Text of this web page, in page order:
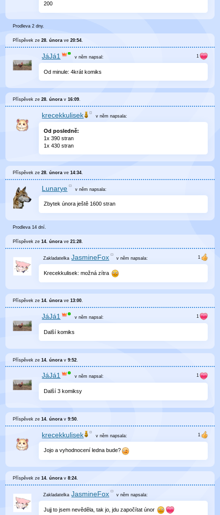
200
Prodleva 2 dny.
Příspěvek ze28. února ve20:54.
JáJá1 v něm napsal:
Od minule: 4krát komiks
Příspěvek ze28. února v16:09.
krecekkulisek v němnapsala:
Od posledně:
1x 390 stran
1x 430 stran
Příspěvek ze28. února ve14:34
Lunarye v němnapsala:
Zbytek února ještě 1600 stran
Prodleva 14 dní.
Příspěvek ze14. února ve21:28.
JasmineFox v něm napsala:
Krecekkulisek: možná zítra
Příspěvek ze14. února ve13:00.
JáJá1 v něm napsal:
Další komiks
Příspěvek ze14. února v9:52
JáJá1 v něm napsal:
Další 3 komiksy
Příspěvek ze14. února v9:50
krecekkulisek v němnapsala:
Jojo a vyhodnocení ledna bude?
Příspěvek ze14. února v8:24.
JasmineFox v něm napsala:
Jujj to jsem nevěděla, tak jo, jdu započítat únor